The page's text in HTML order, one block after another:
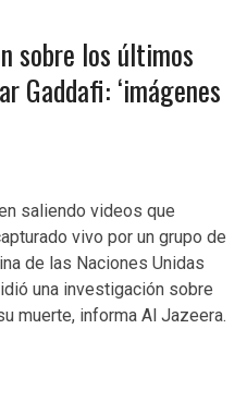
sobre los últimos
Gaddafi: ‘imágenes
saliendo videos que
vivo por un grupo de
de las Naciones Unidas
una investigación sobre
muerte, informa Al Jazeera.